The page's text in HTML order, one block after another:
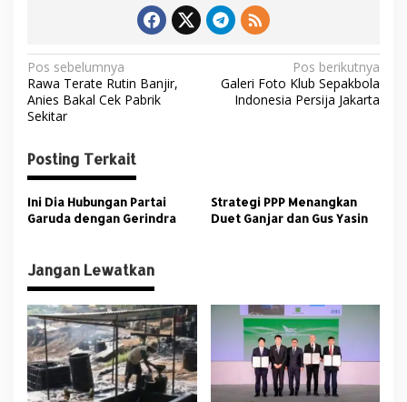
N
a
v
i
g
a
s
p
o
s
Pos sebelumnya
Rawa Terate Rutin Banjir,
Anies Bakal Cek Pabrik
Sekitar
Pos berikutnya
Galeri Foto Klub Sepakbola
Indonesia Persija Jakarta
Posting Terkait
Ini Dia Hubungan Partai
Garuda dengan Gerindra
Strategi PPP Menangkan
Duet Ganjar dan Gus Yasin
Jangan Lewatkan